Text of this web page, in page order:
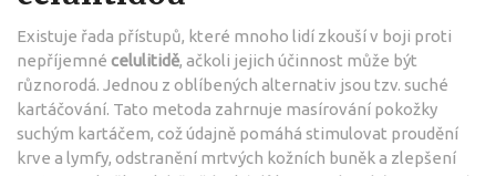
Existuje řada přístupů, které mnoho lidí zkouší v boji proti
nepříjemné celulitidě, ačkoli jejich účinnost může být
různorodá. Jednou z oblíbených alternativ jsou tzv. suché
kartáčování. Tato metoda zahrnuje masírování pokožky
suchým kartáčem, což údajně pomáhá stimulovat proudění
krve a lymfy, odstranění mrtvých kožních buněk a zlepšení